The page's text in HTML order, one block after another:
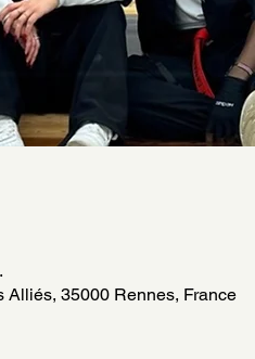
Alliés, 35000 Rennes, France